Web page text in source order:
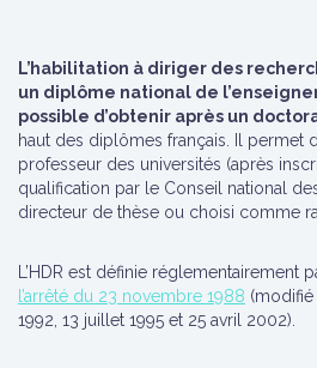
L’habilitation à diriger des
un diplôme national de
possible d’obtenir après un
haut des diplômes français. Il permet
professeur des universités (après
qualification par le Conseil national
directeur de thèse ou choisi comme
L’HDR est définie réglementairement
l’arrêté du 23 novembre 1988 (modifié
1992, 13 juillet 1995 et 25 avril 2002).